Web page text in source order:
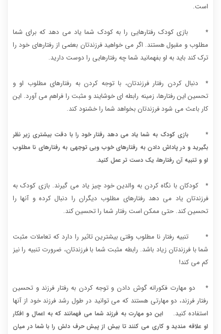
است.
*
بازی کودک رفتارهایی را به کودک شما یاد می دهد که برای شما
مطلوب و مقبول هستند. اگر می خواهید فرزندتان بعضی از رفتارهای خود را
ترک کند باید به او بفهمانید شما چه رفتارهایی را دوست دارید.
*
دنبال کردن رفتار فرزندتان، با توجه کردن به رفتارهای مطلوب او و
تحسین این رفتارها، زمینه رابطه ای خوشایند و مثبت را فراهم می آورد. این
کار باعث می شود فرزندتان بخواهد شما را خشنود کند.
*
بازی کودک به شما یاد می دهد رفتار خود را با دقت بیشتری زیر نظر
بگیرید و در پاداش دادن به رفتارهای خوب وبی توجهی به رفتارهای نا مطلوب
او و تنبیه آن رفتارها، یک دست تر عمل کنید.
*
کودکان با نگاه کردن به والدین خود چیز یاد می گیرند. بازی کودک به
فرزندتان یاد می دهد رفتارهای مطلوب دیگران را دنبال کرده و آنها را
تحسین کند. حتی ممکن است رفتار شما را تحسین کند.
*
تنبیه رفتار نا مطلوب وقتی بیشترین تاثیر را دارد که تعاملات مثبت
شما با فرزندتان زیاد باشد. رابطه مثبت شما با فرزندتان، ضرورت تنبیه را نیز
کم می کند!
*
دو مهارت فکورانه گوش دادن و توجه کردن به رفتار فرزند و تحسین
رفتار فرزند، دو مهارتی هستند که می توانید در طول رشد فرزند خود از آنها
استفاده کنید.
این دو مهارت به فرزند شما می فهمانند که به اعمال و افکار
او علاقه مندید و کاری می کنند تا بیش از پیش حرف دلش را با شما در میان